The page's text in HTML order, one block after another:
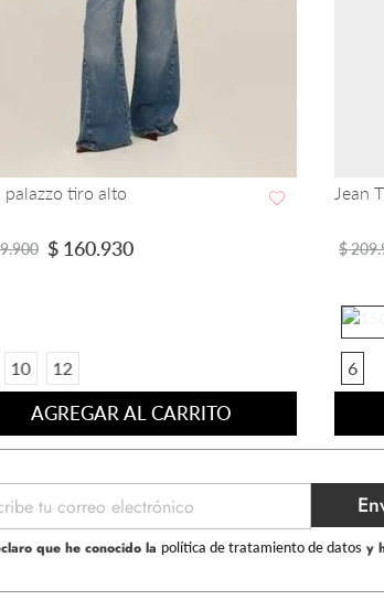
VISTA RAPIDA
palazzo tiro alto
.900 $ 160.930
10 12
AGREGAR AL CARRITO
Jean
$209.
6
que he conocido lapolítica de tratamiento de datos y